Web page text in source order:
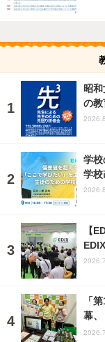
昭
の教
学
学校
【
「
幕、